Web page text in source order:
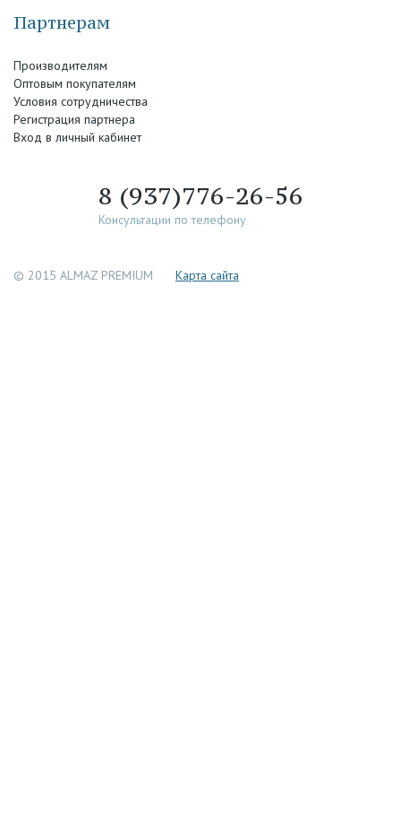
Партнерам
Производителям
Оптовым покупателям
Условия сотрудничества
Регистрация партнера
Вход в личный кабинет
8 (937)776-26-56
Консультации по телефону
© 2015 ALMAZ PREMIUM Каpта сайта